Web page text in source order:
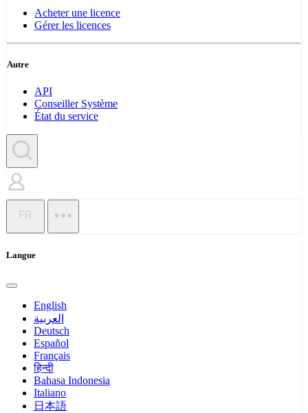
Acheter une licence
Gérer les licences
Autre
API
Conseiller Système
État du service
FR
Langue
English
العربية
Deutsch
Español
Français
हिन्दी
Bahasa Indonesia
Italiano
日本語